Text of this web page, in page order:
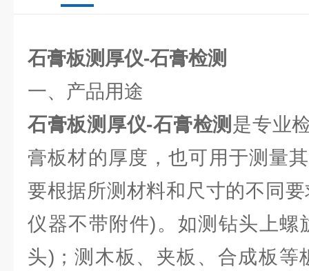
石膏板测厚仪-石膏检测
一、产品用途
石膏板测厚仪-石膏检测 是专业
膏板材的厚度，也可用于测量
要根据所测材料和尺寸的不同
仪器不带附件)。如测钻头上螺
头)；测木板、夹板、合成板等